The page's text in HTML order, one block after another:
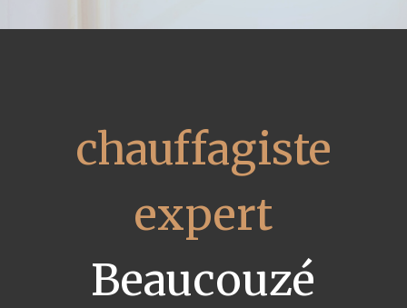
chauffagiste
expert
Beaucouzé